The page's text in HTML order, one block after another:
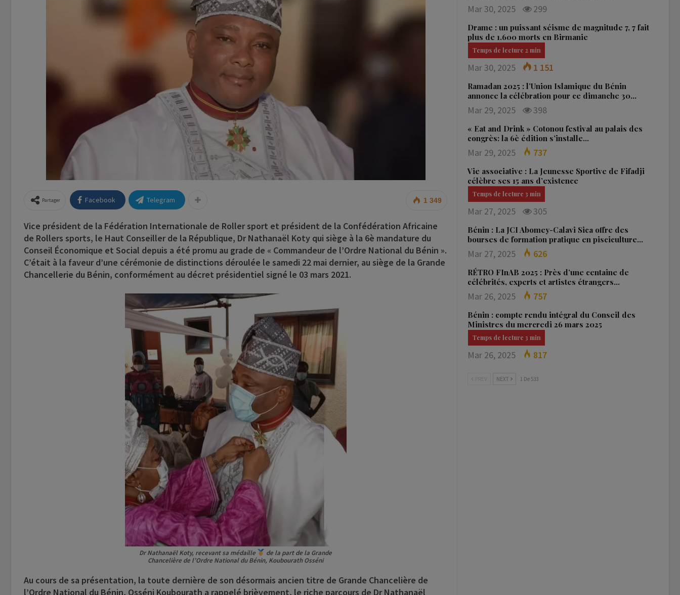
1 349
Partager Facebook Telegram
Vice président de la Fédération Internationale de Roller sport et président de la Confédération Africaine
de Rollers sports, le Haut Conseiller de la République, Dr Nathanaël Koty qui siège à la 6è mandature du
Conseil Économique et Social depuis a été promu au grade de « Commandeur de l’Ordre National du Bénin ».
C’était à la faveur d’une cérémonie de distinctions déroulée le samedi 22 mai dernier, au siège de la Grande
Chancellerie du Bénin, conformément au décret présidentiel signé le 03 mars 2021.
Dr Nathanaël Koty, recevant sa médaille
de la part de la Grande
Chancelière de l’Ordre National du Bénin, Koubourath Osséni
Au cours de sa présentation, la toute dernière de son désormais ancien titre de Grande Chancelière de
l’Ordre National du Bénin, Osséni Koubourath a rappelé brièvement, le riche parcours de Dr Nathanaël
Mar 30, 2025 299
Drame : un puissant séisme de magnitude 7, 7 fait
plus de 1.600 morts en Birmanie
Mar 30, 2025 1 151
Ramadan 2025 : l’Union Islamique du Bénin
annonce la célébration pour ce dimanche 30…
Mar 29, 2025 398
« Eat and Drink » Cotonou festival au palais des
congrès: la 6è édition s’installe…
Mar 29, 2025 737
Vie associative : La Jeunesse Sportive de Fifadji
célèbre ses 15 ans d’existence
Mar 27, 2025 305
Bénin : La JCI Abomey-Calavi Sica offre des
bourses de formation pratique en pisciculture…
Mar 27, 2025 626
RÉTRO FInAB 2025 : Près d’une centaine de
célébrités, experts et artistes étrangers…
Mar 26, 2025 757
Bénin : compte rendu intégral du Conseil des
Ministres du mercredi 26 mars 2025
Mar 26, 2025 817
NEXT 1 De 533